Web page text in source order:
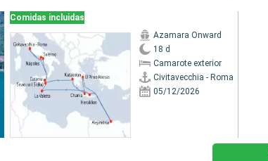
Comidas incluidas
Azamara Onward
18 d
Camarote exterior
Civitavecchia - Roma
05/12/2026